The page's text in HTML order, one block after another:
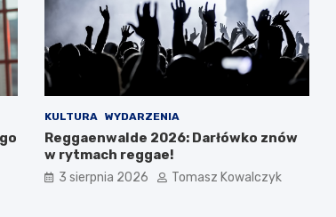
KULTURA WYDARZENIA
Reggaenwalde 2026: Darłówko znów
w rytmach reggae!
3 sierpnia 2026 Tomasz Kowalczyk